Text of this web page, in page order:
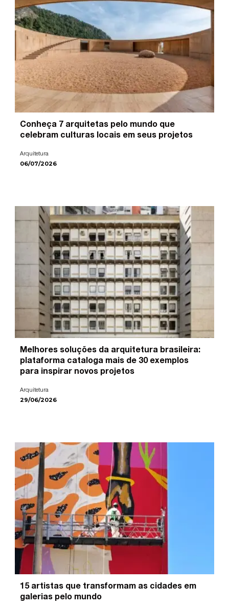
Conheça 7 arquitetas pelo mundo que
celebram culturas locais em seus projetos
Arquitetura
06/07/2026
Melhores soluções da arquitetura brasileira:
plataforma cataloga mais de 30 exemplos
para inspirar novos projetos
Arquitetura
29/06/2026
15 artistas que transformam as cidades em
galerias pelo mundo